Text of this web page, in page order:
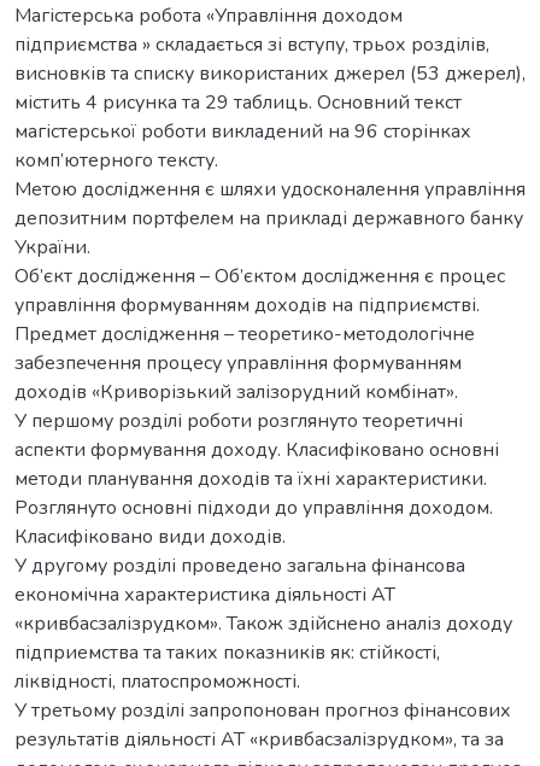
Магістерська робота «Управління доходом
підприємства » складається зі вступу, трьох розділів,
висновків та списку використаних джерел (53 джерел),
містить 4 рисунка та 29 таблиць. Основний текст
магістерської роботи викладений на 96 сторінках
комп’ютерного тексту.
Метою дослідження є шляхи удосконалення управління
депозитним портфелем на прикладі державного банку
України.
Об’єкт дослідження – Об’єктом дослідження є процес
управління формуванням доходів на підприємстві.
Предмет дослідження – теоретико-методологічне
забезпечення процесу управління формуванням
доходів «Криворізький залізорудний комбінат».
У першому розділі роботи розглянуто теоретичні
аспекти формування доходу. Класифіковано основні
методи планування доходів та їхні характеристики.
Розглянуто основні підходи до управління доходом.
Класифіковано види доходів.
У другому розділі проведено загальна фінансова
економічна характеристика діяльності АТ
«кривбасзалізрудком». Також здійснено аналіз доходу
підприемства та таких показників як: стійкості,
ліквідності, платоспроможності.
У третьому розділі запропонован прогноз фінансових
результатів діяльності АТ «кривбасзалізрудком», та за